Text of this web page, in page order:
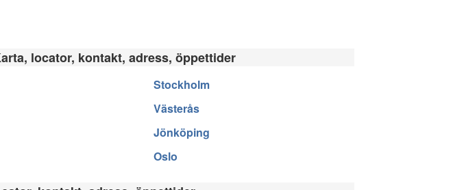
locator, kontakt, adress, öppettider
Stockholm
Västerås
Jönköping
Oslo